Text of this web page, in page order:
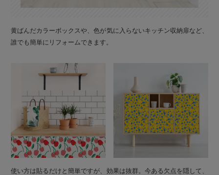
黄ばんだカラーボックスや、色が気に入らないキッチン収納扉など、
誰でも簡単にリフォームできます。
使い方は貼るだけと簡単ですが、効果は抜群。今ある欠点を隠して、